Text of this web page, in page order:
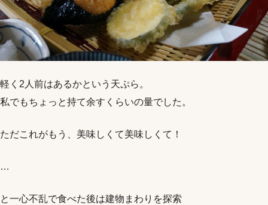
軽く2人前はあるかという天ぷら。
私でもちょっと持て余すくらいの量でした。
ただこれがもう、美味しくて美味しくて！
…
と一心不乱で食べた後は建物まわりを探索